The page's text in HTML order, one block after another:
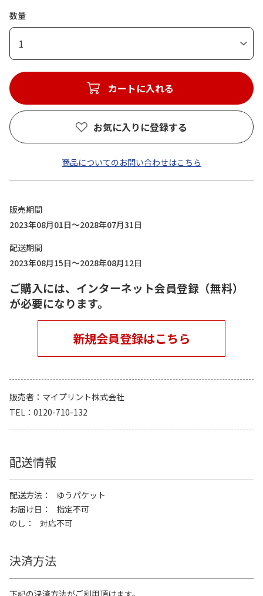
数量
1
カートに入れる
お気に入りに登録する
商品についてのお問い合わせはこちら
販売期間
2023年08月01日～2028年07月31日
配送期間
2023年08月15日～2028年08月12日
ご購入には、インターネット会員登録（無料）
が必要になります。
新規会員登録はこちら
販売者
マイプリント株式会社
TEL
0120-710-132
配送情報
配送方法
ゆうパケット
お届け日
指定不可
のし
対応不可
決済方法
下記の決済方法がご利用頂けます。